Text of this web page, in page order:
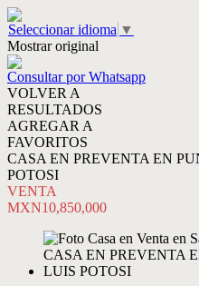
Seleccionar idioma ▼
Mostrar original
Consultar por Whatsapp
VOLVER A
RESULTADOS
AGREGAR A
FAVORITOS
CASA EN PREVENTA EN
POTOSI
VENTA
MXN10,850,000